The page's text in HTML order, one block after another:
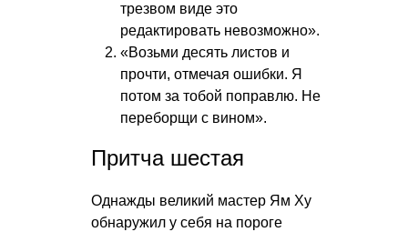
трезвом виде это
редактировать невозможно».
«Возьми десять листов и
прочти, отмечая ошибки. Я
потом за тобой поправлю. Не
переборщи с вином».
Притча шестая
Однажды великий мастер Ям Ху
обнаружил у себя на пороге